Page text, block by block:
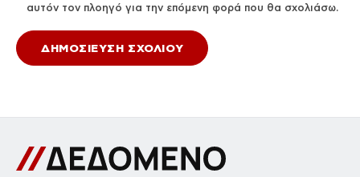
αυτόν τον πλοηγό για την επόμενη φορά που θα σχολιάσω.